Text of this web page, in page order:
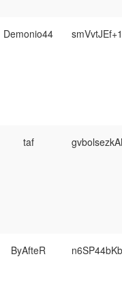
Demonio44
taf
ByAfteR